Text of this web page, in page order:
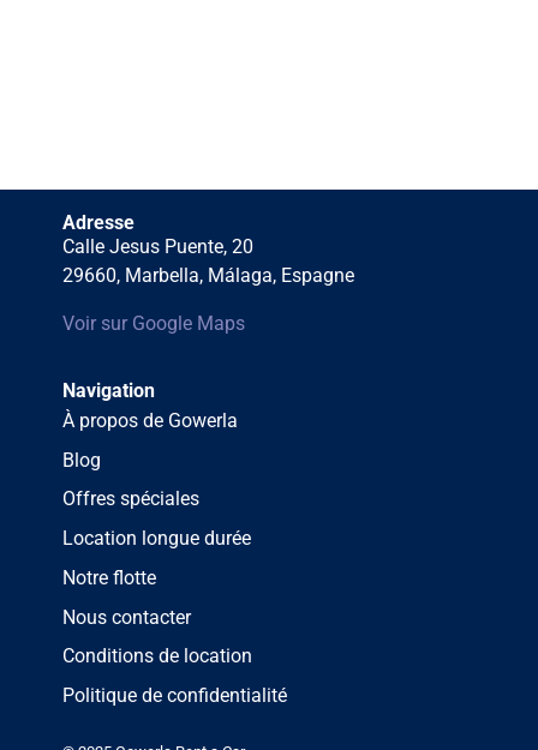
Adresse
Calle Jesus Puente, 20
29660, Marbella, Málaga, Espagne
Voir sur Google Maps
Navigation
À propos de Gowerla
Blog
Offres spéciales
Location longue durée
Notre flotte
Nous contacter
Conditions de location
Politique de confidentialité